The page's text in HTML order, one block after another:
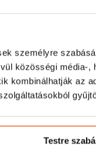
személyre
közösségi média-
kombinálhatják az
Testre